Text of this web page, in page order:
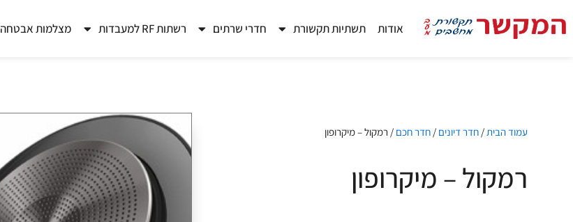
לתוכן
אודות תשתיות תקשורת חדרי שרתים רשתות RF למעבדות מצלמות אבטחה
עמוד הבית/ חדר דיונים / חדר חכם / רמקול – מיקרופון
רמקול – מיקרופון